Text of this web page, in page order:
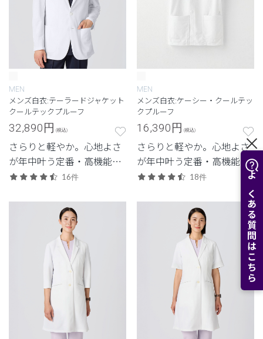
よくある質問はこちら
MEN
メンズ白衣:テーラードジャケット
クールテックプルーフ
32,890円 (税込)
さらりと軽やか。心地よさ
が年中叶う定番・高機能シ
リーズ。
16件
MEN
メンズ白衣:ケーシー・クールテッ
クプルーフ
16,390円 (税込)
さらりと軽やか。心地よさ
が年中叶う定番・高機能シ
リーズ。
18件